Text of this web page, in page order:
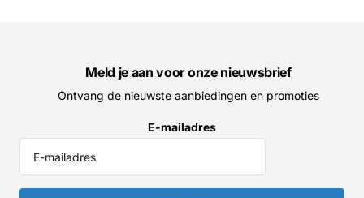
Meld je aan voor onze nieuwsbrief
Ontvang de nieuwste aanbiedingen en promoties
E-mailadres